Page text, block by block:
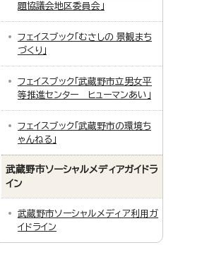
題協議会地区委員会」
フェイスブック「むさしの 景観まち
づくり」
フェイスブック「武蔵野市立男女平
等推進センター ヒューマンあい」
フェイスブック「武蔵野市の環境ち
ゃんねる」
武蔵野市ソーシャルメディアガイドラ
イン
武蔵野市ソーシャルメディア利用ガ
イドライン